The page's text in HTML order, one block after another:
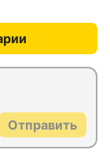
Отправить